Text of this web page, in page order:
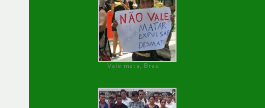
Vale mata, Brasil